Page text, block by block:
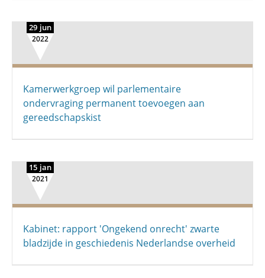
29 jun
2022
Kamerwerkgroep wil parlementaire
ondervraging permanent toevoegen aan
gereedschapskist
15 jan
2021
Kabinet: rapport 'Ongekend onrecht' zwarte
bladzijde in geschiedenis Nederlandse overheid